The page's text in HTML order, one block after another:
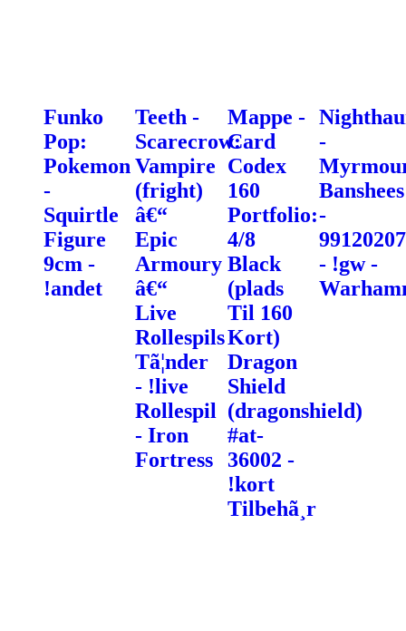
Funko
Pop:
Pokemon
-
Squirtle
Figure
9cm -
!andet
Teeth -
Scarecrow:
Vampire
(fright)
â€“
Epic
Armoury
â€“
Live
Rollespils
Tã¦nder
- !live
Rollespil
- Iron
Fortress
Mappe -
Card
Codex
160
Portfolio:
4/8
Black
(plads
Til 160
Kort)
Dragon
Shield
(dragonshield)
#at-
36002 -
!kort
Tilbehã¸r
-
Banshees
-
- !gw -